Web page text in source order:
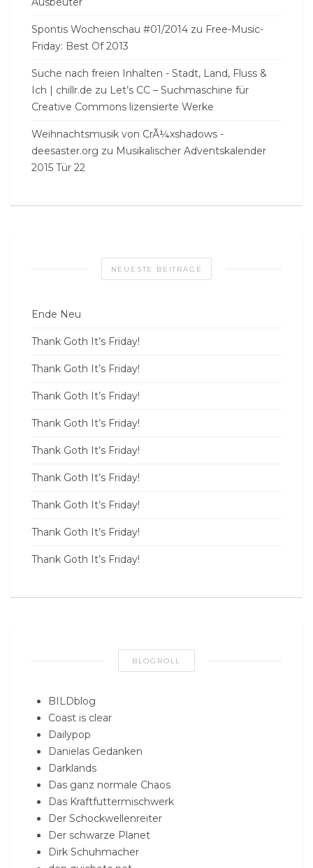
Spontis Wochenschau #01/2014 zu Free-Music-
Friday: Best Of 2013
Suche nach freien Inhalten - Stadt, Land, Fluss &
Ich | chillr.de zu Let’s CC – Suchmaschine für
Creative Commons lizensierte Werke
Weihnachtsmusik von CrÃ¼xshadows -
deesaster.org zu Musikalischer Adventskalender
2015 Tür 22
NEUESTE BEITRÄGE
Ende Neu
Thank Goth It’s Friday!
Thank Goth It’s Friday!
Thank Goth It’s Friday!
Thank Goth It’s Friday!
Thank Goth It’s Friday!
Thank Goth It’s Friday!
Thank Goth It’s Friday!
Thank Goth It’s Friday!
Thank Goth It’s Friday!
BLOGROLL
BILDblog
Coast is clear
Dailypop
Danielas Gedanken
Darklands
Das ganz normale Chaos
Das Kraftfuttermischwerk
Der Schockwellenreiter
Der schwarze Planet
Dirk Schuhmacher